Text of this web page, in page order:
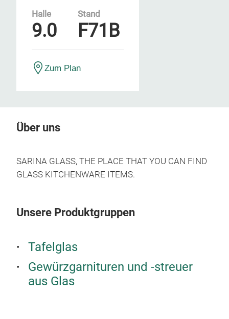
Halle
9.0
Stand
F71B
Zum Plan
Über uns
SARINA GLASS, THE PLACE THAT YOU CAN FIND
GLASS KITCHENWARE ITEMS.
Unsere Produktgruppen
Tafelglas
Gewürzgarnituren und -streuer
aus Glas